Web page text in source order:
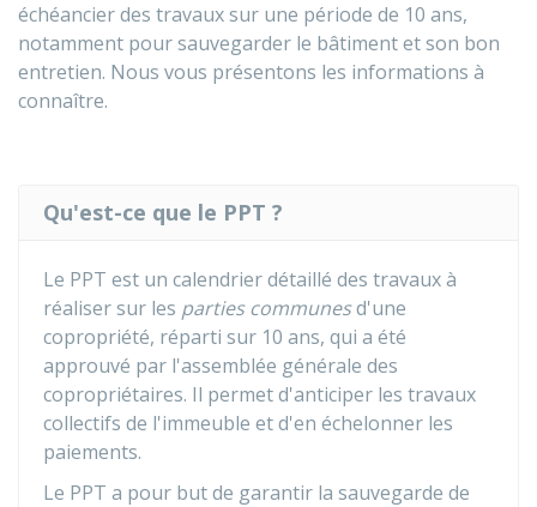
échéancier des travaux sur une période de 10 ans,
notamment pour sauvegarder le bâtiment et son bon
entretien. Nous vous présentons les informations à
connaître.
Qu'est-ce que le PPT ?
Le PPT est un calendrier détaillé des travaux à
réaliser sur les parties communesd'une
copropriété, réparti sur 10 ans, qui a été
approuvé par l'assemblée générale des
copropriétaires. Il permet d'anticiper les travaux
collectifs de l'immeuble et d'en échelonner les
paiements.
Le PPT a pour but de garantir la sauvegarde de